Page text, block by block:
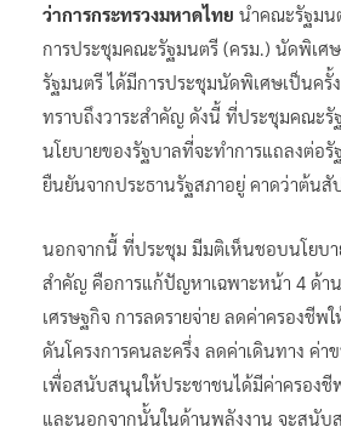
ว่าการกระทรวงมหาดไทย นำคณะรัฐมน
การประชุมคณะรัฐมนตรี (ครม.) นัดพิเศ
รัฐมนตรี ได้มีการประชุมนัดพิเศษเป็นครั้
ทราบถึงวาระสำคัญ ดังนี้ ที่ประชุมคณะรั
นโยบายของรัฐบาลที่จะทำการแถลงต่อรั
ยืนยันจากประธานรัฐสภาอยู่ คาดว่าต้นสั
นอกจากนี้ ที่ประชุม มีมติเห็นชอบนโยบา
สำคัญ คือการแก้ปัญหาเฉพาะหน้า 4 ด้า
เศรษฐกิจ การลดรายจ่าย ลดค่าครองชี
ดันโครงการคนละครึ่ง ลดค่าเดินทาง ค่า
เพื่อสนับสนุนให้ประชาชนได้มีค่าครองชี
และนอกจากนั้นในด้านพลังงาน จะสนับ